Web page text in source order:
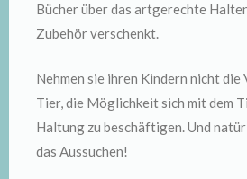
Bücher über das artgerechte
Zubehör verschenkt.
Nehmen sie ihren Kindern nicht
Tier, die Möglichkeit sich mit dem
Haltung zu beschäftigen. Und
das Aussuchen!